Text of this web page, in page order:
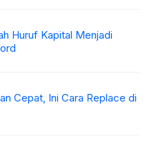
Huruf Kapital Menjadi
Cepat, Ini Cara Replace di